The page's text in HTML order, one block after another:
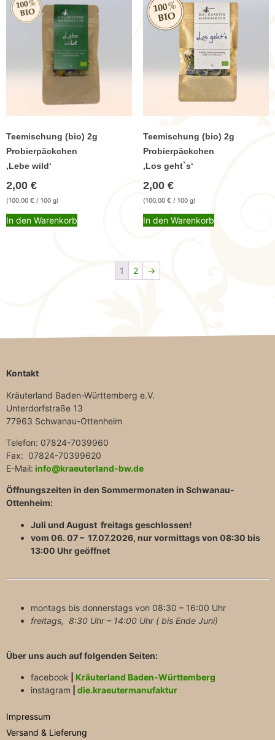
Teemischung (bio) 2g
Probierpäckchen
,Lebe wild‘
2,00 €
(100,00 € / 100 g)
In den Warenkorb
Teemischung (bio) 2g
Probierpäckchen
,Los geht`s‘
2,00 €
(100,00 € / 100 g)
In den Warenkorb
1 2 →
Kontakt
Kräuterland Baden-Württemberg e.V.
Unterdorfstraße 13
77963 Schwanau-Ottenheim
Telefon: 07824-7039960
Fax: 07824-70399620
E-Mail: info@kraeuterland-bw.de
Öffnungszeiten in den Sommermonaten in Schwanau-
Ottenheim:
Juli und August freitags geschlossen!
vom 06. 07 – 17.07.2026, nur vormittags von 08:30 bis
13:00 Uhr geöffnet
montags bis donnerstags von 08:30 – 16:00 Uhr
freitags, 8:30 Uhr – 14:00 Uhr ( bis Ende Juni)
Über uns auch auf folgenden Seiten:
facebook
Kräuterland Baden-Württemberg
instagram
die.kraeutermanufaktur
Impressum
Versand & Lieferung